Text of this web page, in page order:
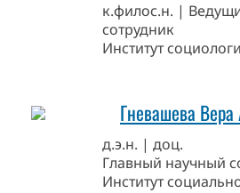
к.филос.н. |
сотрудник
Институт
Гневашева Вера
д.э.н. | доц.
Главный научный
Институт